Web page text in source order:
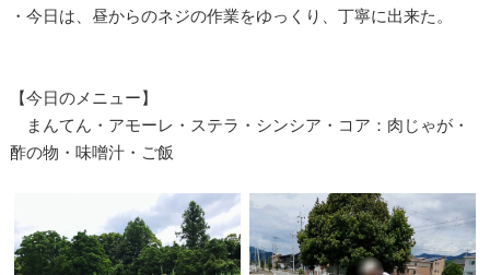
・今日は、昼からのネジの作業をゆっくり、丁寧に出来た。
【今日のメニュー】
まんてん・アモーレ・ステラ・シンシア・コア：肉じゃが・
酢の物・味噌汁・ご飯